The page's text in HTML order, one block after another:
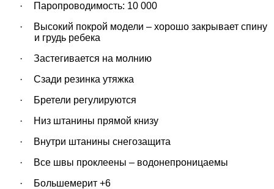
·
Паропроводимость: 10 000
·
Высокий покрой модели – хорошо закрывает спину
и грудь ребека
·
Застегивается на молнию
·
Сзади резинка утяжка
·
Бретели регулируются
·
Низ штанины прямой книзу
·
Внутри штанины снегозащита
·
Все швы проклеены – водонепроницаемы
·
Большемерит +6